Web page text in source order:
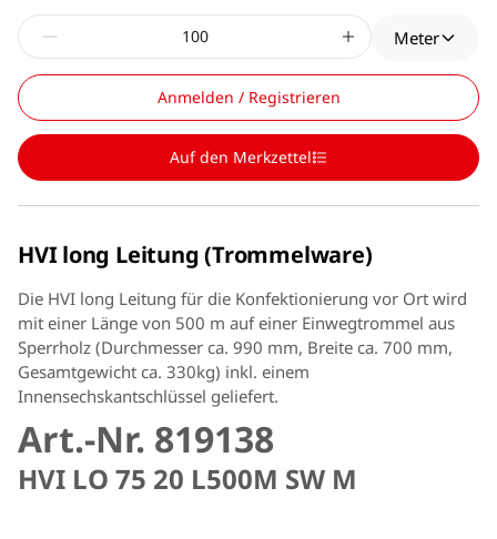
Meter
Anmelden / Registrieren
Auf den Merkzettel
HVI long Leitung (Trommelware)
Die HVI long Leitung für die Konfektionierung vor Ort wird
mit einer Länge von 500 m auf einer Einwegtrommel aus
Sperrholz (Durchmesser ca. 990 mm, Breite ca. 700 mm,
Gesamtgewicht ca. 330kg) inkl. einem
Innensechskantschlüssel geliefert.
Art.-Nr. 819138
HVI LO 75 20 L500M SW M